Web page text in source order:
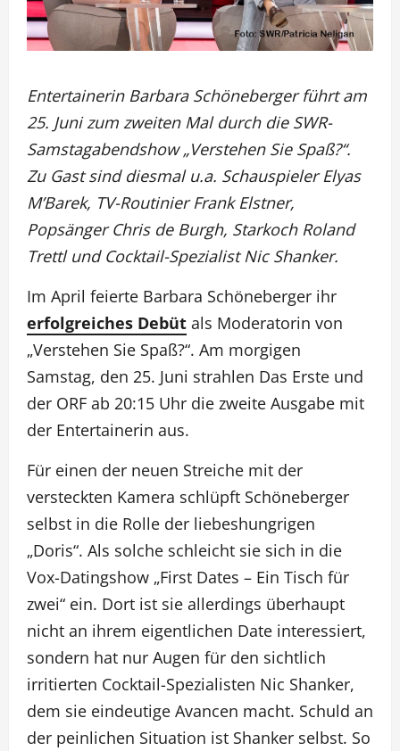
Entertainerin Barbara Schöneberger führt am
25. Juni zum zweiten Mal durch die SWR-
Samstagabendshow „Verstehen Sie Spaß?“.
Zu Gast sind diesmal u.a. Schauspieler Elyas
M’Barek, TV-Routinier Frank Elstner,
Popsänger Chris de Burgh, Starkoch Roland
Trettl und Cocktail-Spezialist Nic Shanker.
Im April feierte Barbara Schöneberger ihr
erfolgreiches Debüt als Moderatorin von
„Verstehen Sie Spaß?“. Am morgigen
Samstag, den 25. Juni strahlen Das Erste und
der ORF ab 20:15 Uhr die zweite Ausgabe mit
der Entertainerin aus.
Für einen der neuen Streiche mit der
versteckten Kamera schlüpft Schöneberger
selbst in die Rolle der liebeshungrigen
„Doris“. Als solche schleicht sie sich in die
Vox-Datingshow „First Dates – Ein Tisch für
zwei“ ein. Dort ist sie allerdings überhaupt
nicht an ihrem eigentlichen Date interessiert,
sondern hat nur Augen für den sichtlich
irritierten Cocktail-Spezialisten Nic Shanker,
dem sie eindeutige Avancen macht. Schuld an
der peinlichen Situation ist Shanker selbst. So